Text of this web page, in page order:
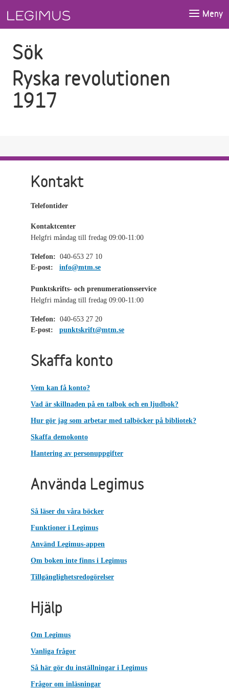
Meny
Sök
Ryska revolutionen
1917
Kontakt
Telefontider
Kontaktcenter
Helgfri måndag till fredag 09:00-11:00
Telefon: 040-653 27 10
E-post:
info@mtm.se
Punktskrifts- och prenumerationsservice
Helgfri måndag till fredag 09:00-11:00
Telefon: 040-653 27 20
E-post:
punktskrift@mtm.se
Skaffa konto
Vem kan få konto?
Vad är skillnaden på en talbok och en ljudbok?
Hur gör jag som arbetar med talböcker på bibliotek?
Skaffa demokonto
Hantering av personuppgifter
Använda Legimus
Så läser du våra böcker
Funktioner i Legimus
Använd Legimus-appen
Om boken inte finns i Legimus
Tillgänglighetsredogörelser
Hjälp
Om Legimus
Vanliga frågor
Så här gör du inställningar i Legimus
Frågor om inläsningar